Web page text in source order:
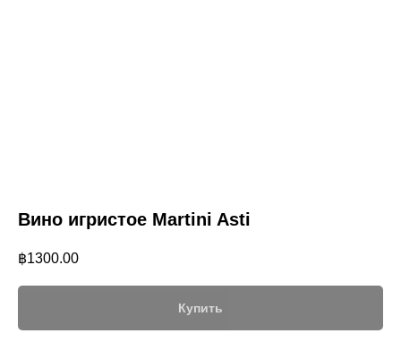
Вино игристое Martini Asti
฿1300.00
Купить